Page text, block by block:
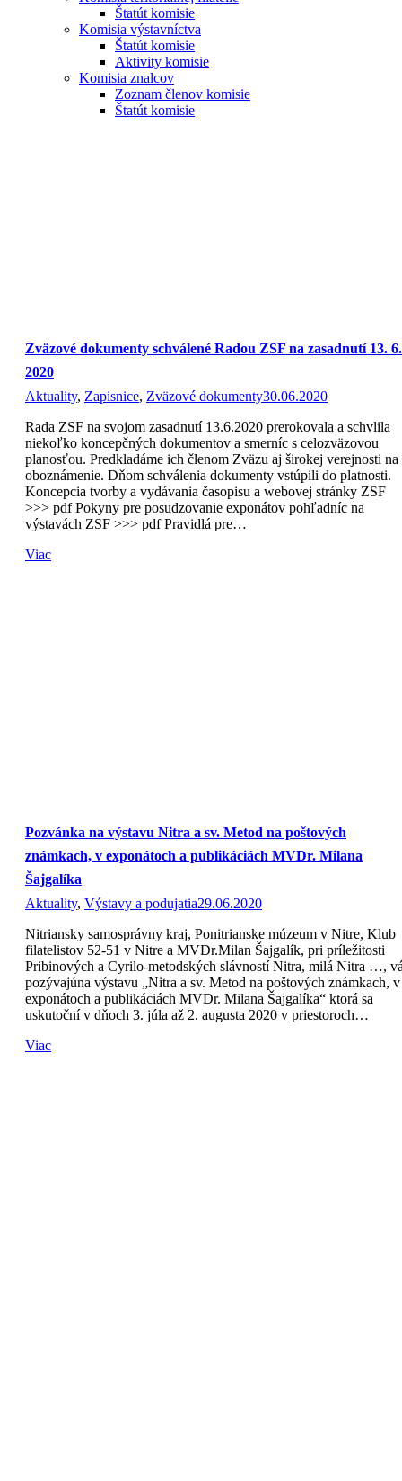
Štatút komisie
Komisia výstavníctva
Štatút komisie
Aktivity komisie
Komisia znalcov
Zoznam členov komisie
Štatút komisie
Zväzové dokumenty schválené Radou ZSF na zasadnutí 13. 6.
2020
Aktuality, Zapisnice, Zväzové dokumenty30.06.2020
Rada ZSF na svojom zasadnutí 13.6.2020 prerokovala a schvlila
niekoľko koncepčných dokumentov a smerníc s celozväzovou
planosťou. Predkladáme ich členom Zväzu aj širokej verejnosti na
oboznámenie. Dňom schválenia dokumenty vstúpili do platnosti.
Koncepcia tvorby a vydávania časopisu a webovej stránky ZSF
>>> pdf Pokyny pre posudzovanie exponátov pohľadníc na
výstavách ZSF >>> pdf Pravidlá pre…
Viac
Pozvánka na výstavu Nitra a sv. Metod na poštových
známkach, v exponátoch a publikáciách MVDr. Milana
Šajgalíka
Aktuality, Výstavy a podujatia29.06.2020
Nitriansky samosprávny kraj, Ponitrianske múzeum v Nitre, Klub
filatelistov 52-51 v Nitre a MVDr.Milan Šajgalík, pri príležitosti
Pribinových a Cyrilo-metodských slávností Nitra, milá Nitra …,
pozývajúna výstavu „Nitra a sv. Metod na poštových známkach, v
exponátoch a publikáciách MVDr. Milana Šajgalíka“ ktorá sa
uskutoční v dňoch 3. júla až 2. augusta 2020 v priestoroch…
Viac